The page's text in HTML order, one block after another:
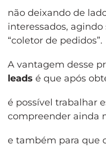
não deixando de
interessados,
“coletor de pedidos”.
A vantagem desse
leads é que após
é possível trabalhar
compreender ainda
e também para que